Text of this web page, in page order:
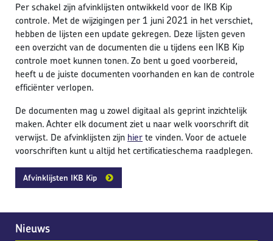
Nieuws
Per schakel zijn afvinklijsten ontwikkeld voor de IKB Kip
controle. Met de wijzigingen per 1 juni 2021 in het verschiet,
hebben de lijsten een update gekregen. Deze lijsten geven
een overzicht van de documenten die u tijdens een IKB Kip
controle moet kunnen tonen. Zo bent u goed voorbereid,
heeft u de juiste documenten voorhanden en kan de controle
efficiënter verlopen.
De documenten mag u zowel digitaal als geprint inzichtelijk
maken. Achter elk document ziet u naar welk voorschrift dit
verwijst. De afvinklijsten zijn hierte vinden. Voor de actuele
voorschriften kunt u altijd het certificatieschema raadplegen.
Afvinklijsten IKB Kip